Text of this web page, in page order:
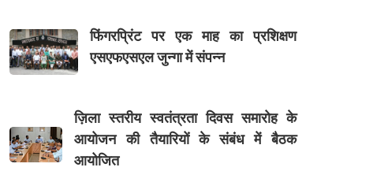
फिंगरप्रिंट पर एक माह का प्रशिक्षण
एसएफएसएल जुन्गा में संपन्न
ज़िला स्तरीय स्वतंत्रता दिवस समारोह के
आयोजन की तैयारियों के संबंध में बैठक
आयोजित